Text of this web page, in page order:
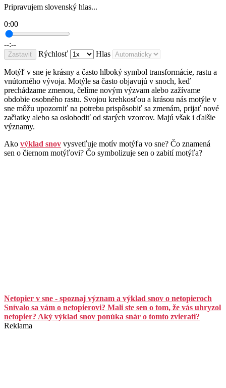
Pripravujem slovenský hlas...
0:00
--:--
Zastaviť Rýchlosť Hlas
Motýľ v sne je krásny a často hlboký symbol transformácie, rastu a
vnútorného vývoja. Motýle sa často objavujú v snoch, keď
prechádzame zmenou, čelíme novým výzvam alebo zažívame
obdobie osobného rastu. Svojou krehkosťou a krásou nás motýle v
sne môžu upozorniť na potrebu prispôsobiť sa zmenám, prijať nové
začiatky alebo sa oslobodiť od starých vzorcov. Majú však i ďalšie
významy.
Ako výklad snov vysvetľuje motív motýľa vo sne? Čo znamená
sen o čiernom motýľovi? Čo symbolizuje sen o zabití motýľa?
Netopier v sne - spoznaj význam a výklad snov o netopieroch
Snívalo sa vám o netopierovi? Mali ste sen o tom, že vás uhryzol
netopier? Aký výklad snov ponúka snár o tomto zvierati?
Reklama